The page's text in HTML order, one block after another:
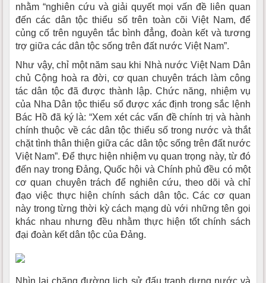
nhằm “nghiên cứu và giải quyết mọi vấn đề liên quan
đến các dân tộc thiểu số trên toàn cõi Việt Nam, để
củng cố trên nguyên tắc bình đẳng, đoàn kết và tương
trợ giữa các dân tộc sống trên đất nước Việt Nam”.
Như vậy, chỉ một năm sau khi Nhà nước Việt Nam Dân
chủ Cộng hoà ra đời, cơ quan chuyên trách làm công
tác dân tộc đã được thành lập. Chức năng, nhiệm vụ
của Nha Dân tộc thiểu số được xác định trong sắc lệnh
Bác Hồ đã ký là: “Xem xét các vấn đề chính trị và hành
chính thuộc về các dân tộc thiểu số trong nước và thắt
chặt tình thân thiện giữa các dân tộc sống trên đất nước
Việt Nam”. Để thực hiện nhiệm vụ quan trọng này, từ đó
đến nay trong Đảng, Quốc hội và Chính phủ đều có một
cơ quan chuyên trách để nghiên cứu, theo dõi và chỉ
đạo việc thực hiện chính sách dân tộc. Các cơ quan
này trong từng thời kỳ cách mạng dù với những tên gọi
khác nhau nhưng đều nhằm thực hiện tốt chính sách
đại đoàn kết dân tộc của Đảng.
Nhìn lại chặng đường lịch sử đấu tranh dựng nước và